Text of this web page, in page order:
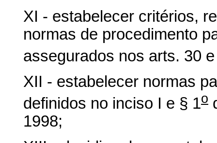
XI - estabelecer critérios,
normas de procedimento
assegurados nos arts. 30
XII - estabelecer normas
definidos no inciso I e § 1o
1998;